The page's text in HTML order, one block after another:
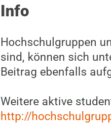
Info
Hochschulgruppen
sind, können sich
Beitrag ebenfalls
Weitere aktive
http://